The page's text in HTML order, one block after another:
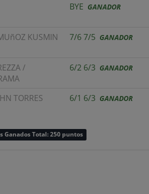
BYE GANADOR
KUSMIN 7/6 7/5 GANADOR
/
6/2 6/3 GANADOR
TORRES
6/1 6/3 GANADOR
Ganados Total: 250 puntos